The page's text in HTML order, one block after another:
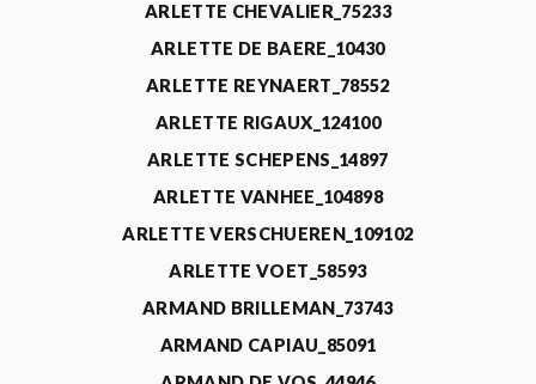
ARLETTE CHEVALIER_75233
ARLETTE DE BAERE_10430
ARLETTE REYNAERT_78552
ARLETTE RIGAUX_124100
ARLETTE SCHEPENS_14897
ARLETTE VANHEE_104898
ARLETTE VERSCHUEREN_109102
ARLETTE VOET_58593
ARMAND BRILLEMAN_73743
ARMAND CAPIAU_85091